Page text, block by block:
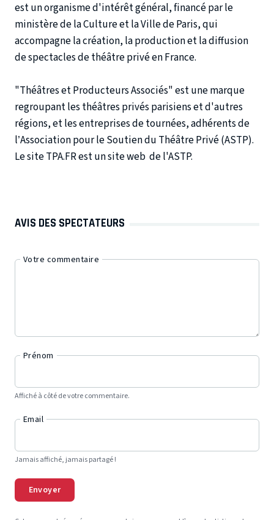
est un organisme d'intérêt général, financé par le
ministère de la Culture et la Ville de Paris, qui
accompagne la création, la production et la diffusion
de spectacles de théâtre privé en France.
"Théâtres et Producteurs Associés" est une marque
regroupant les théâtres privés parisiens et d'autres
régions, et les entreprises de tournées, adhérents de
l’Association pour le Soutien du Théâtre Privé (ASTP).
Le site TPA.FR est un site web de l'ASTP.
AVIS DES SPECTATEURS
Votre commentaire
Prénom
Affiché à côté de votre commentaire.
Email
Jamais affiché, jamais partagé !
Envoyer